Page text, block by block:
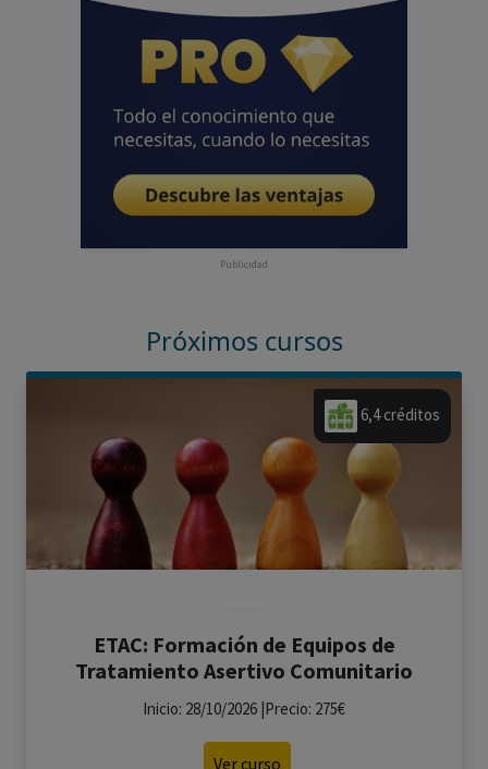
Publicidad
Próximos cursos
6,4 créditos
ETAC: Formación de Equipos de
Tratamiento Asertivo Comunitario
Inicio: 28/10/2026 |Precio: 275€
Ver curso